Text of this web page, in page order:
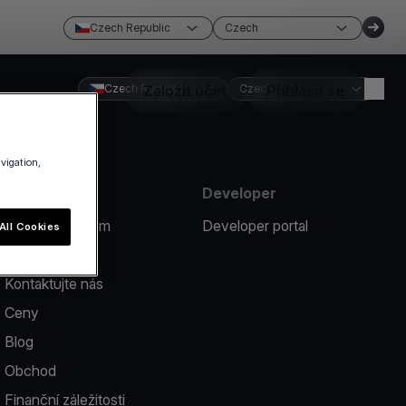
Czech Republic Czech
Založit účet Přihlásit se
Czech Republic Czech
Nahlásit problém
Kontaktujte nás
Ceny
Blog
Obchod
Finanční záležitosti
Developer
Developer portal
Cookies